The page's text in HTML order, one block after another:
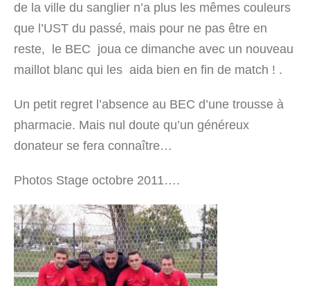
de la ville du sanglier n’a plus les mêmes couleurs
que l’UST du passé, mais pour ne pas être en
reste, le BEC joua ce dimanche avec un nouveau
maillot blanc qui les aida bien en fin de match ! .
Un petit regret l’absence au BEC d’une trousse à
pharmacie. Mais nul doute qu’un généreux
donateur se fera connaître…
Photos Stage octobre 2011….